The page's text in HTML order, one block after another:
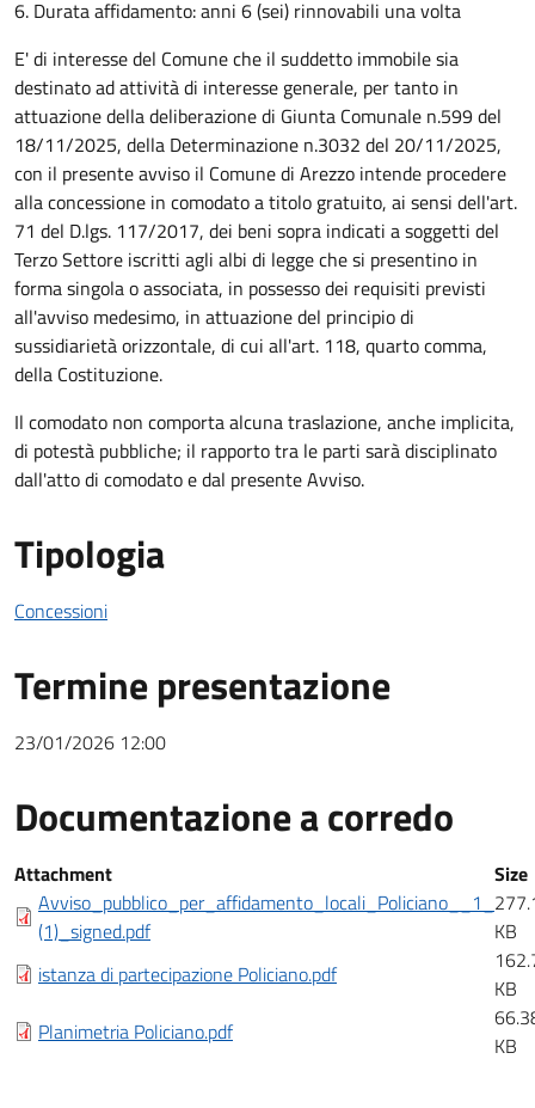
6. Durata affidamento: anni 6 (sei) rinnovabili una volta
E' di interesse del Comune che il suddetto immobile sia
destinato ad attività di interesse generale, per tanto in
attuazione della deliberazione di Giunta Comunale n.599 del
18/11/2025, della Determinazione n.3032 del 20/11/2025,
con il presente avviso il Comune di Arezzo intende procedere
alla concessione in comodato a titolo gratuito, ai sensi dell'art.
71 del D.lgs. 117/2017, dei beni sopra indicati a soggetti del
Terzo Settore iscritti agli albi di legge che si presentino in
forma singola o associata, in possesso dei requisiti previsti
all'avviso medesimo, in attuazione del principio di
sussidiarietà orizzontale, di cui all'art. 118, quarto comma,
della Costituzione.
Il comodato non comporta alcuna traslazione, anche implicita,
di potestà pubbliche; il rapporto tra le parti sarà disciplinato
dall'atto di comodato e dal presente Avviso.
Tipologia
Concessioni
Termine presentazione
23/01/2026 12:00
Documentazione a corredo
Documentazione a corredo
Attachment
Size
Avviso_pubblico_per_affidamento_locali_Policiano__1_
(1)_signed.pdf
KB
istanza di partecipazione Policiano.pdf
KB
Planimetria Policiano.pdf
KB